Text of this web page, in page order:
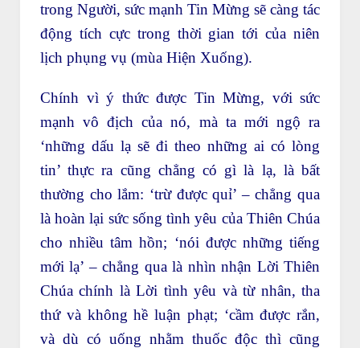
trong Người, sức mạnh Tin Mừng sẽ càng tác
động tích cực trong thời gian tới của niên
lịch phụng vụ (mùa Hiện Xuống).
Chính vì ý thức được Tin Mừng, với sức
mạnh vô địch của nó, mà ta mới ngộ ra
‘những dấu lạ sẽ đi theo những ai có lòng
tin’ thực ra cũng chẳng có gì là lạ, là bất
thường cho lắm: ‘trừ được quỉ’ – chẳng qua
là hoàn lại sức sống tình yêu của Thiên Chúa
cho nhiều tâm hồn; ‘nói được những tiếng
mới lạ’ – chẳng qua là nhìn nhận Lời Thiên
Chúa chính là Lời tình yêu và từ nhân, tha
thứ và không hề luận phạt; ‘cầm được rắn,
và dù có uống nhằm thuốc độc thì cũng